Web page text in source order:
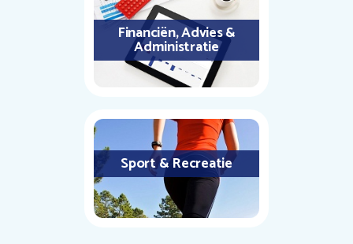
Financiën, Advies &
Administratie
Sport & Recreatie